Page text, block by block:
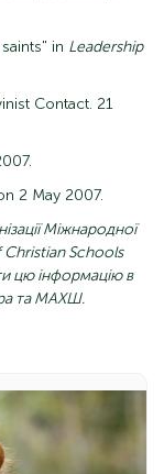
in Leadership
Contact. 21
2 May 2007.
Міжнародної
Christian Schools
цю інформацію в
та МАХШ.